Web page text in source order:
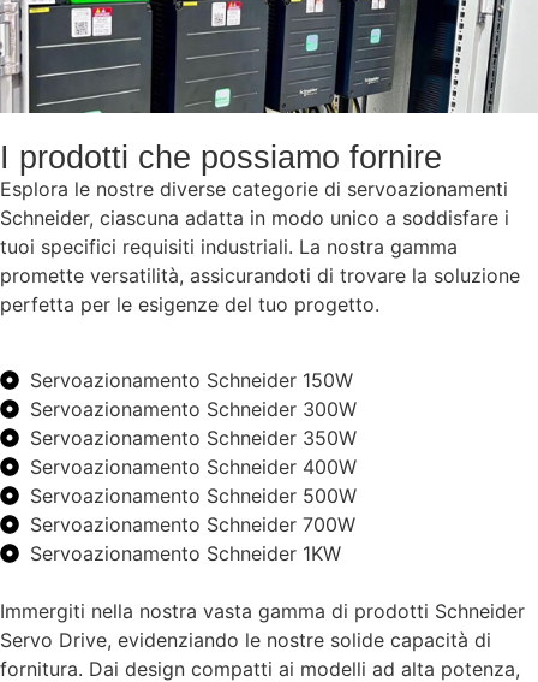
I prodotti che possiamo fornire
Esplora le nostre diverse categorie di servoazionamenti
Schneider, ciascuna adatta in modo unico a soddisfare i
tuoi specifici requisiti industriali. La nostra gamma
promette versatilità, assicurandoti di trovare la soluzione
perfetta per le esigenze del tuo progetto.
Servoazionamento Schneider 150W
Servoazionamento Schneider 300W
Servoazionamento Schneider 350W
Servoazionamento Schneider 400W
Servoazionamento Schneider 500W
Servoazionamento Schneider 700W
Servoazionamento Schneider 1KW
Immergiti nella nostra vasta gamma di prodotti Schneider
Servo Drive, evidenziando le nostre solide capacità di
fornitura. Dai design compatti ai modelli ad alta potenza,